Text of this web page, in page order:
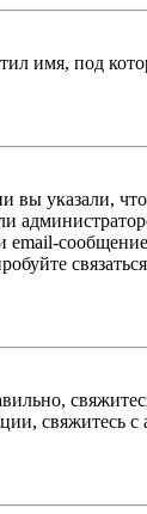
имя, под
вы указали,
email-
свяжитесь с